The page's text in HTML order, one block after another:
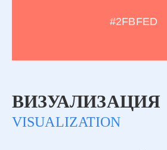
#2FBFED
ВИЗУАЛИЗАЦИЯ
VISUALIZATION